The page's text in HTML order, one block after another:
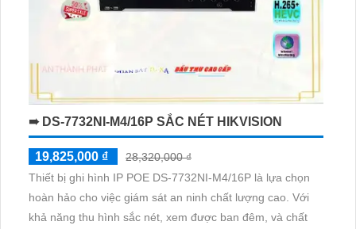
➠ DS-7732NI-M4/16P SẮC NÉT HIKVISION
19,825,000 ₫
28,320,000 ₫
Thiết bị ghi hình IP POE DS-7732NI-M4/16P là lựa chọn
hoàn hảo cho việc giám sát an ninh chất lượng cao. Với
khả năng thu hình sắc nét, xem được ban đêm, và chất